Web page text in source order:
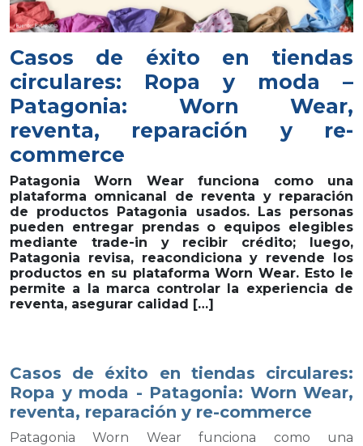
Casos de éxito en tiendas
circulares: Ropa y moda –
Patagonia: Worn Wear,
reventa, reparación y re-
commerce
Patagonia Worn Wear funciona como una
plataforma omnicanal de reventa y reparación
de productos Patagonia usados. Las personas
pueden entregar prendas o equipos elegibles
mediante trade-in y recibir crédito; luego,
Patagonia revisa, reacondiciona y revende los
productos en su plataforma Worn Wear. Esto le
permite a la marca controlar la experiencia de
reventa, asegurar calidad […]
Casos de éxito en tiendas circulares:
Ropa y moda - Patagonia: Worn Wear,
reventa, reparación y re-commerce
Patagonia Worn Wear funciona como una